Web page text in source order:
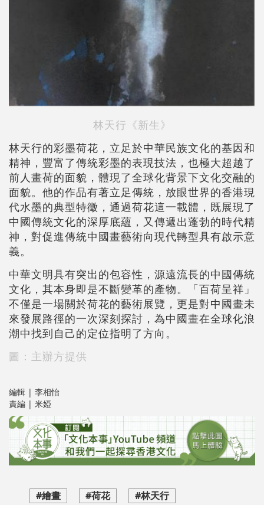
林天行《新生》
林天行的彩墨荷花，立足於中華民族文化的基因和
精神，豐富了傳統彩墨的表現技法，也極大超越了
前人畫荷的面貌，體現了全球化背景下文化交融的
面貌。他的作品有著立足傳統，放眼世界的香港現
代水墨的典型特徵，通過荷花這一載體，既展現了
中國傳統文化的深厚底蘊，又傳遞出蓬勃的時代精
神，對促進傳統中國畫藝術向現代轉型具有啟示意
義。
中華文明具有突出的包容性，源遠流長的中國傳統
文化，其本身即是不斷變革的產物。「百荷呈祥」
不僅是一場關於荷花的藝術展覽，更是對中國畫未
來發展路徑的一次深刻探討，為中國畫在全球化浪
潮中找到自己的定位指明了方向。
圖：主辦方提供
編輯 | 李相怡
責編 | 米婭
#繪畫 #荷花
#林天行